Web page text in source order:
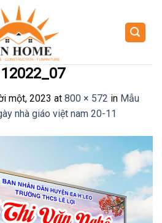
một, 2023 at 800 × 572 in Mẫu
nhà giáo việt nam 20-11